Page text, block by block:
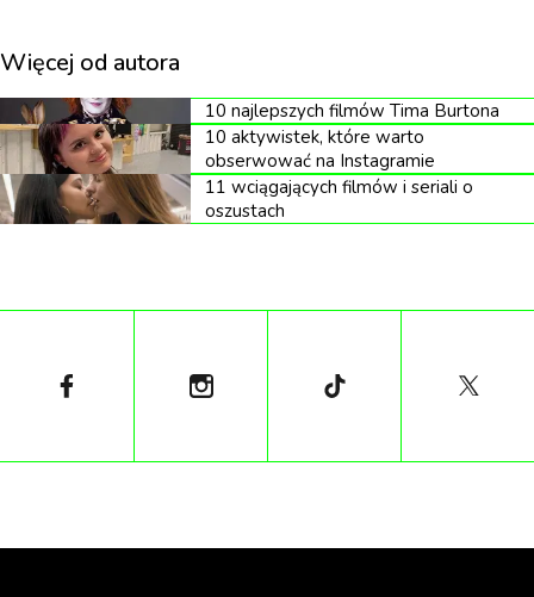
Więcej od autora
10 najlepszych filmów Tima Burtona
10 aktywistek, które warto
obserwować na Instagramie
11 wciągających filmów i seriali o
oszustach